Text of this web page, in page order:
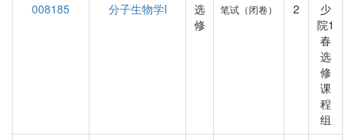
008185
分子生物学I
选
修
笔试（闭卷） 2
少
院1
春
选
修
课
程
组